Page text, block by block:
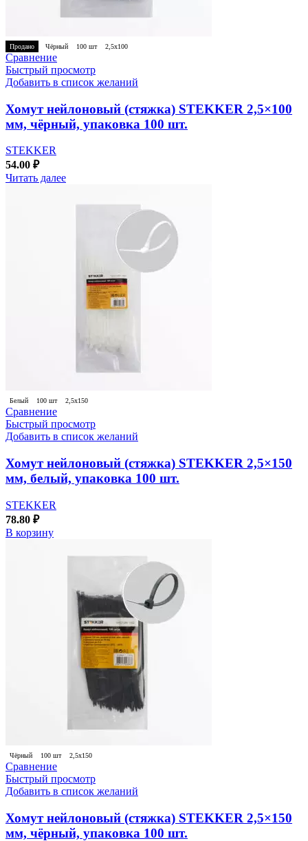
Продано Чёрный 100 шт 2,5х100
Сравнение
Быстрый просмотр
Добавить в список желаний
Хомут нейлоновый (стяжка) STEKKER 2,5×100
мм, чёрный, упаковка 100 шт.
STEKKER
54.00 ₽
Читать далее
Белый 100 шт 2,5х150
Сравнение
Быстрый просмотр
Добавить в список желаний
Хомут нейлоновый (стяжка) STEKKER 2,5×150
мм, белый, упаковка 100 шт.
STEKKER
78.80 ₽
В корзину
Чёрный 100 шт 2,5х150
Сравнение
Быстрый просмотр
Добавить в список желаний
Хомут нейлоновый (стяжка) STEKKER 2,5×150
мм, чёрный, упаковка 100 шт.